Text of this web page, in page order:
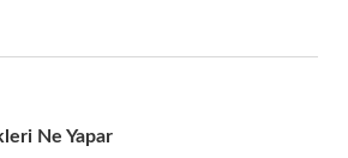
Ne Yapar